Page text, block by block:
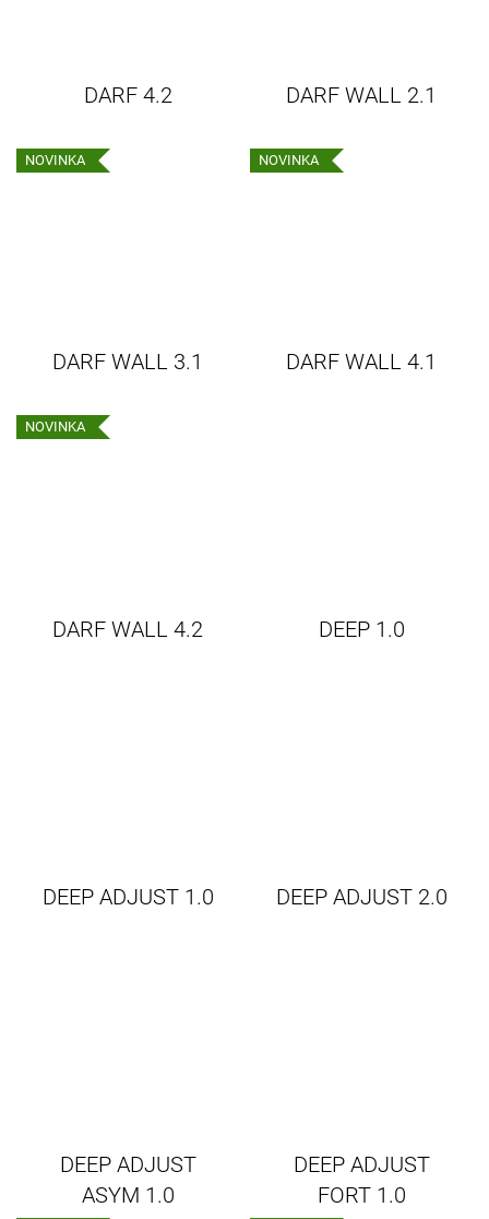
DARF 4.2 DARF WALL 2.1
NOVINKA
DARF WALL 3.1
NOVINKA
DARF WALL 4.1
NOVINKA
DARF WALL 4.2 DEEP 1.0
DEEP ADJUST 1.0 DEEP ADJUST 2.0
DEEP ADJUST
ASYM 1.0
DEEP ADJUST
FORT 1.0